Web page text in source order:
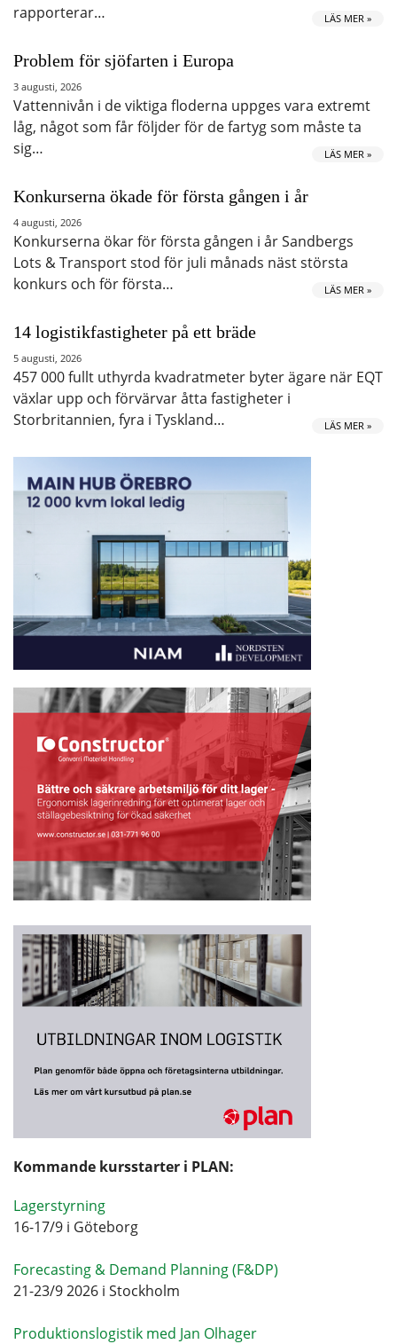
rapporterar…
LÄS MER »
Problem för sjöfarten i Europa
3 augusti, 2026
Vattennivån i de viktiga floderna uppges vara extremt
låg, något som får följder för de fartyg som måste ta
sig…
LÄS MER »
Konkurserna ökade för första gången i år
4 augusti, 2026
Konkurserna ökar för första gången i år Sandbergs
Lots & Transport stod för juli månads näst största
konkurs och för första…
LÄS MER »
14 logistikfastigheter på ett bräde
5 augusti, 2026
457 000 fullt uthyrda kvadratmeter byter ägare när EQT
växlar upp och förvärvar åtta fastigheter i
Storbritannien, fyra i Tyskland…
LÄS MER »
Kommande kursstarter i PLAN:
Lagerstyrning
16-17/9 i Göteborg
Forecasting & Demand Planning (F&DP)
21-23/9 2026 i Stockholm
Produktionslogistik med Jan Olhager